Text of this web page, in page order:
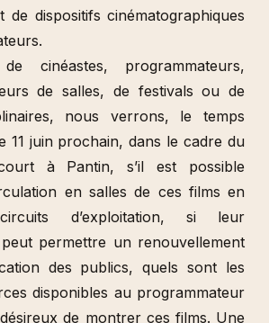
de dispositifs cinématographiques
cinéastes, programmateurs,
de salles, de festivals ou de
nous verrons, le temps
11 juin prochain, dans le cadre du
à Pantin, s’il est possible
en salles de ces films en
d’exploitation, si leur
permettre un renouvellement
des publics, quels sont les
disponibles au programmateur
de montrer ces films. Une